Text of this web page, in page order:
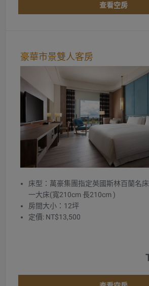
查看空房
豪華市景雙人客房
床型：萬豪集團指定英國斯林百蘭名
一大床(寬210cm 長210cm )
房間大小：12坪
定價: NT$13,500